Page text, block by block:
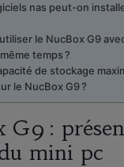
nas peut-on
le NucBox G9
temps ?
de stockage
le NucBox G9 ?
G9 :
mini pc